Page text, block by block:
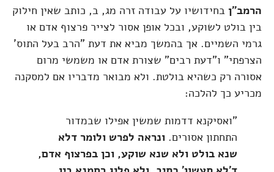
הרמב"ן בחידושיו על עבודה זרה מג, ב, כותב שאין חילוק
בין בולט לשוקע, ובכל אופן אסור לצייר פרצוף אדם או
גרמי השמיים. אך בהמשך מביא את דעת "הרב בעל התוס'
הצרפתי" ו"דעת רבים" שצורת אדם או משמשי מרום
אסורה רק כשהיא בולטת. ולא מבואר מדבריו אם למסקנה
מכריע כך להלכה:
"ואסיקנא דדמות שמשין אפילו שבמדור
התחתון אסורים. ונראה לפרש ולומר דלא
שנא בולט ולא שנא שוקע, וכן בפרצוף אדם,